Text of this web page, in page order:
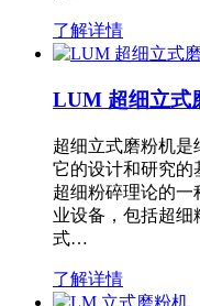
了解详情
LUM 超细立式
超细立式磨粉机是
它的设计和研究的
超细粉碎理论的
业设备，包括超
式…
了解详情